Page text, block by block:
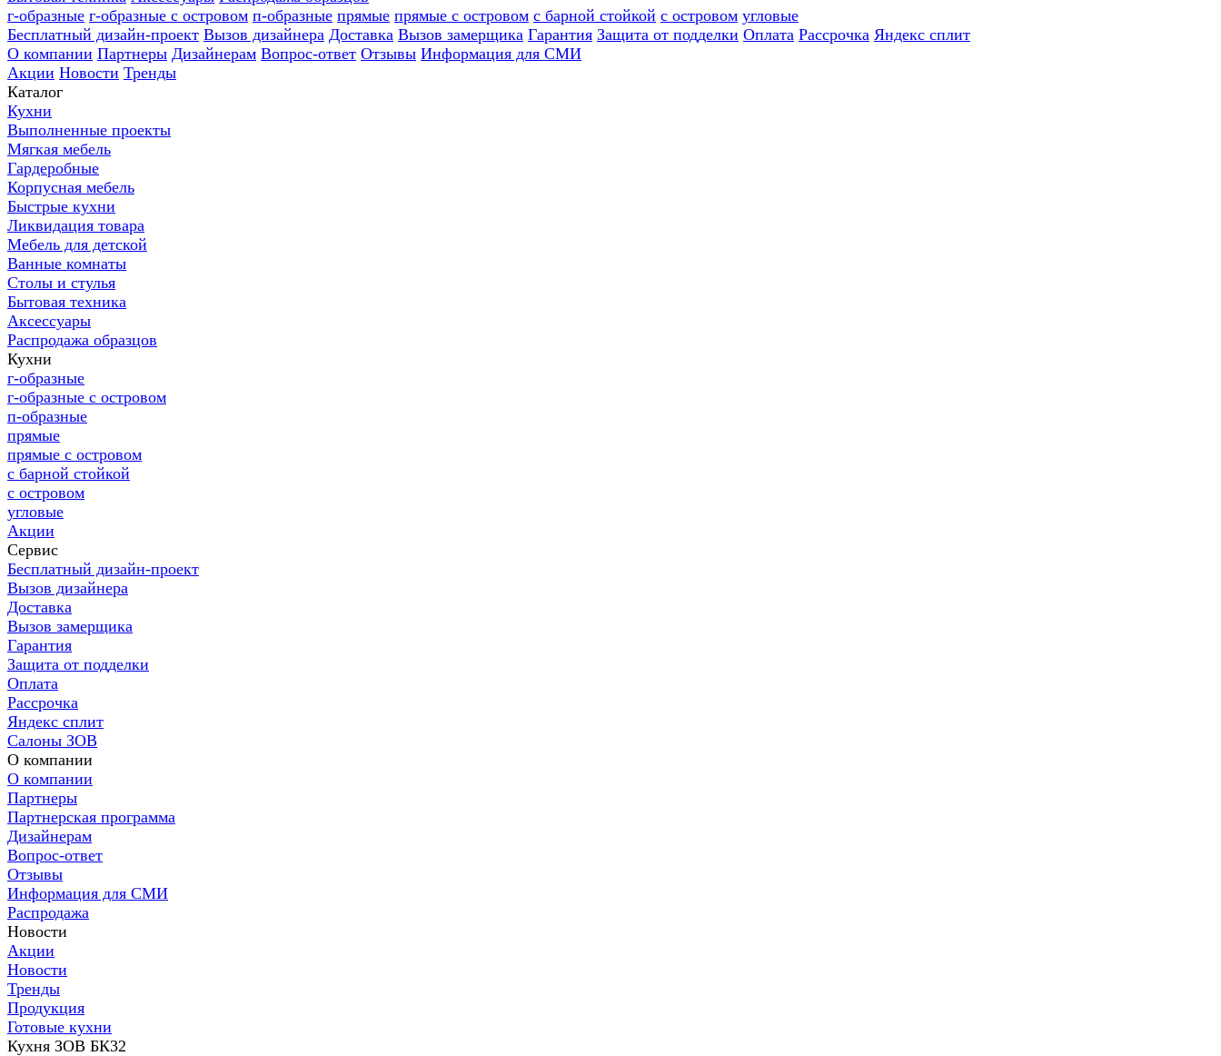
г-образные г-образные с островом п-образные прямые прямые с островом с барной стойкой с островом угловые
Бесплатный дизайн-проект Вызов дизайнера Доставка Вызов замерщика Гарантия Защита от подделки Оплата Рассрочка Яндекс сплит
О компании Партнеры Дизайнерам Вопрос-ответ Отзывы Информация для СМИ
Акции Новости Тренды
Каталог
Кухни
Выполненные проекты
Мягкая мебель
Гардеробные
Корпусная мебель
Быстрые кухни
Ликвидация товара
Мебель для детской
Ванные комнаты
Столы и стулья
Бытовая техника
Аксессуары
Распродажа образцов
Кухни
г-образные
г-образные с островом
п-образные
прямые
прямые с островом
с барной стойкой
с островом
угловые
Акции
Сервис
Бесплатный дизайн-проект
Вызов дизайнера
Доставка
Вызов замерщика
Гарантия
Защита от подделки
Оплата
Рассрочка
Яндекс сплит
Салоны ЗОВ
О компании
О компании
Партнеры
Партнерская программа
Дизайнерам
Вопрос-ответ
Отзывы
Информация для СМИ
Распродажа
Новости
Акции
Новости
Тренды
Продукция
Готовые кухни
Кухня ЗОВ БК32